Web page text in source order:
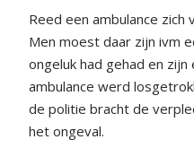
Reed een ambulance
Men moest daar zijn ivm
ongeluk had gehad en
ambulance werd
de politie bracht de
het ongeval.